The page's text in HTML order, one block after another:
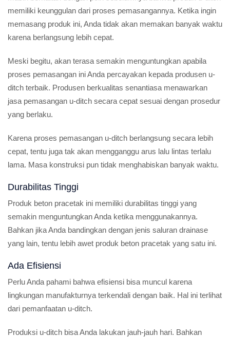
memiliki keunggulan dari proses pemasangannya. Ketika ingin
memasang produk ini, Anda tidak akan memakan banyak waktu
karena berlangsung lebih cepat.
Meski begitu, akan terasa semakin menguntungkan apabila
proses pemasangan ini Anda percayakan kepada produsen u-
ditch terbaik. Produsen berkualitas senantiasa menawarkan
jasa pemasangan u-ditch secara cepat sesuai dengan prosedur
yang berlaku.
Karena proses pemasangan u-ditch berlangsung secara lebih
cepat, tentu juga tak akan mengganggu arus lalu lintas terlalu
lama. Masa konstruksi pun tidak menghabiskan banyak waktu.
Durabilitas Tinggi
Produk beton pracetak ini memiliki durabilitas tinggi yang
semakin menguntungkan Anda ketika menggunakannya.
Bahkan jika Anda bandingkan dengan jenis saluran drainase
yang lain, tentu lebih awet produk beton pracetak yang satu ini.
Ada Efisiensi
Perlu Anda pahami bahwa efisiensi bisa muncul karena
lingkungan manufakturnya terkendali dengan baik. Hal ini terlihat
dari pemanfaatan u-ditch.
Produksi u-ditch bisa Anda lakukan jauh-jauh hari. Bahkan